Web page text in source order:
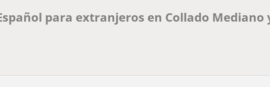
para extranjeros en Collado Mediano